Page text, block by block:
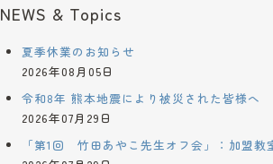
NEWS & Topics
夏季休業のお知らせ
2026年08月05日
令和8年 熊本地震により被災された皆様へ
2026年07月29日
「第1回 竹田あやこ先生オフ会」：加盟教